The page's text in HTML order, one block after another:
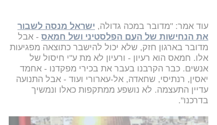
עוד אמר: "מדובר במכה גדולה, ישראל מנסה לשבור
את הנחישות של העם הפלסטיני ושל חמאס - אבל
מדובר בארגון חזק, שלא יכול להישבר כתוצאה מפגיעות
אלו. חמאס הוא רעיון - ורעיון לא מת ע"י חיסול של
אנשים. כבר הקרבנו בעבר את בכירי מפקדנו - אחמד
יאסין, רנתיסי, שחאדה, אל-עארורי ועוד - אבל התנועה
עדיין התעצמה. לא נושפע ממתקפות כאלו ונמשיך
בדרכנו".